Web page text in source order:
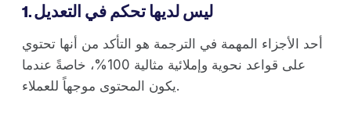
1. ليس لديها تحكم في التعديل
أحد الأجزاء المهمة في الترجمة هو التأكد من أنها تحتوي
على قواعد نحوية وإملائية مثالية 100%، خاصةً عندما
يكون المحتوى موجهاً للعملاء.